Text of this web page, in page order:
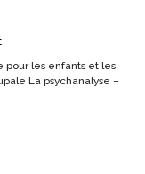
les enfants et les
La psychanalyse –